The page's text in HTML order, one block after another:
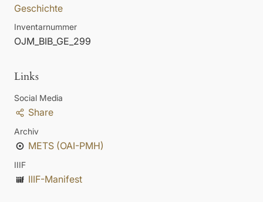
Geschichte
Inventarnummer
OJM_BIB_GE_299
Links
Social Media
Share
Archiv
METS (OAI-PMH)
IIIF
IIIF-Manifest